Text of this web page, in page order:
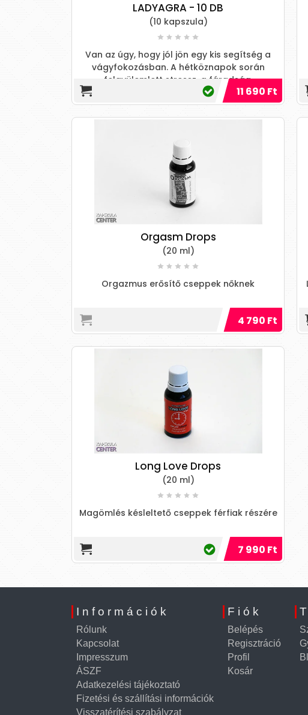
LADYAGRA - 10 DB
(10 kapszula)
Van az úgy, hogy jól jön egy kis segítség a
vágyfokozásban. A hétköznapok során
felgyülemlett stressz, a fáradság,
11 690 Ft
Orgasm Drops
(20 ml)
Orgazmus erősítő cseppek nőknek
4 790 Ft
Long Love Drops
(20 ml)
Magömlés késleltető cseppek férfiak részére
7 990 Ft
Információk
Rólunk
Kapcsolat
Impresszum
ÁSZF
Adatkezelési tájékoztató
Fizetési és szállítási információk
Visszatérítési szabályzat
Fiók
Belépés
Regisztráció
Profil
Kosár